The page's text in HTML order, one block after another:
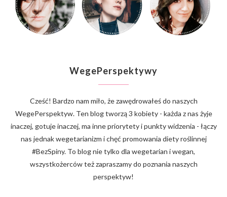
WegePerspektywy
Cześć! Bardzo nam miło, że zawędrowałeś do naszych
WegePerspektyw. Ten blog tworzą 3 kobiety - każda z nas żyje
inaczej, gotuje inaczej, ma inne priorytety i punkty widzenia - łączy
nas jednak wegetarianizm i chęć promowania diety roślinnej
#BezSpiny. To blog nie tylko dla wegetarian i wegan,
wszystkożerców też zapraszamy do poznania naszych
perspektyw!